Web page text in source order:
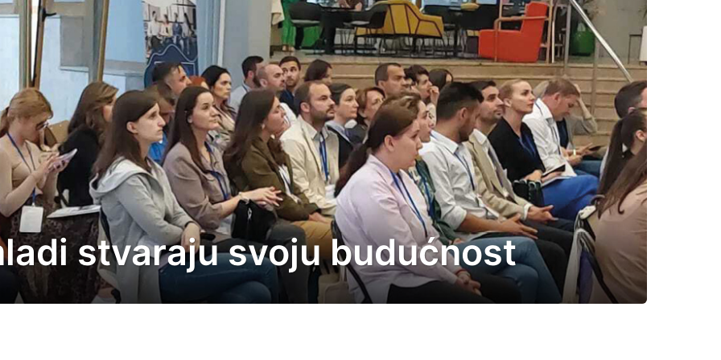
stvaraju svoju budućnost